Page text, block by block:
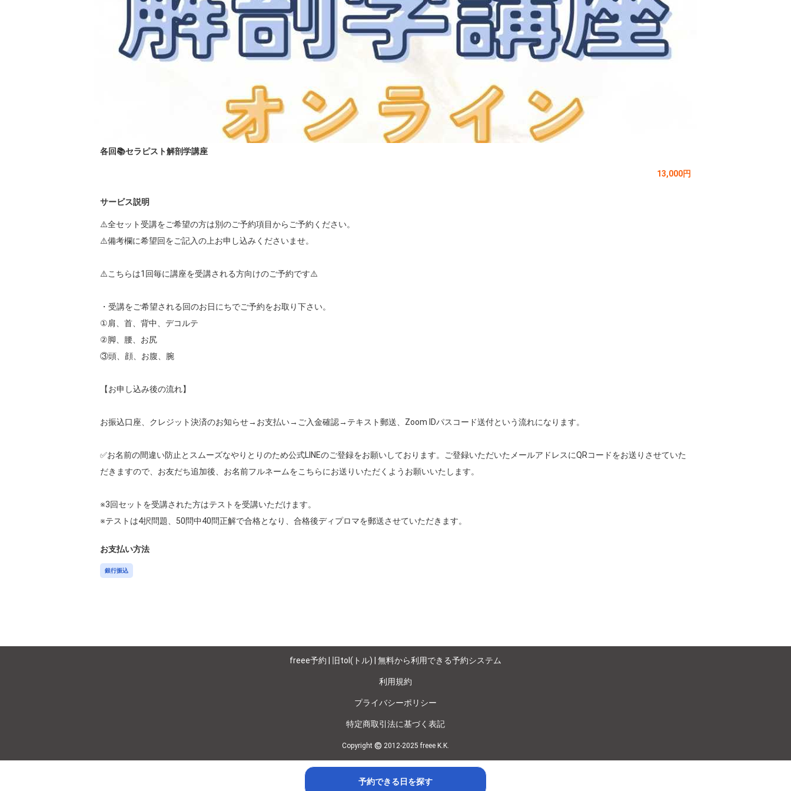
各回📚セラピスト解剖学講座
13,000円
サービス説明
⚠️全セット受講をご希望の方は別のご予約項目からご予約ください。
⚠️備考欄に希望回をご記入の上お申し込みくださいませ。
⚠️こちらは1回毎に講座を受講される方向けのご予約です⚠️
・受講をご希望される回のお日にちでご予約をお取り下さい。
①肩、首、背中、デコルテ
②脚、腰、お尻
③頭、顔、お腹、腕
【お申し込み後の流れ】
お振込口座、クレジット決済のお知らせ→お支払い→ご入金確認→テキスト郵送、Zoom IDパスコード送付という流れになります。
✅お名前の間違い防止とスムーズなやりとりのため公式LINEのご登録をお願いしております。ご登録いただいたメールアドレスにQRコードをお送りさせていた
だきますので、お友だち追加後、お名前フルネームをこちらにお送りいただくようお願いいたします。
※3回セットを受講された方はテストを受講いただけます。
お支払い方法
銀行振込
予約できる日を探す
freee予約 | 旧tol(トル) | 無料から利用できる予約システム
利用規約
プライバシーポリシー
特定商取引法に基づく表記
Copyright © 2012-2025 freee K.K.